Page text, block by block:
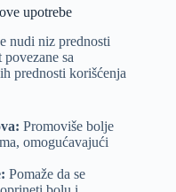
upotrebe
nudi niz prednosti
sa
prednosti korišćenja
Promoviše bolje
omogućavajući
Pomaže da se